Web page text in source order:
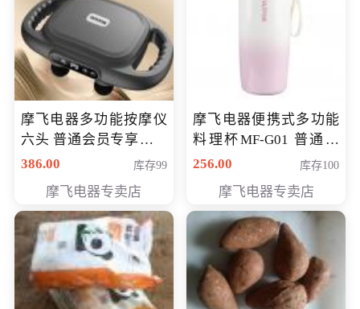
摩飞电器多功能按摩仪
六头 普通会员专享价格
199元
386.00 库存99
摩飞电器专卖店
摩飞电器便携式多功能
料理杯MF-G01 普通会
员专享价格118元
256.00 库存100
摩飞电器专卖店